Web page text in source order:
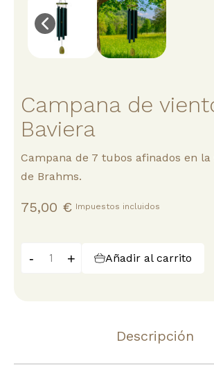
Campana de
Baviera
Campana de 7 tubos afinados en la
de Brahms.
75,00 € Impuestos incluidos
- + Añadir al carrito
Descripción